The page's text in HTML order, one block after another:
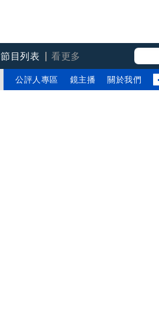
節目列表
看更多
公評人專區 鏡主播 關於我們